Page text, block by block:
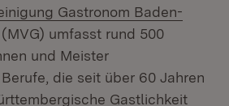
Gastronom Baden-
(Öffnet in neuem Fenster)
(MVG) umfasst rund 500
und Meister
die seit über 60 Jahren
Gastlichkeit